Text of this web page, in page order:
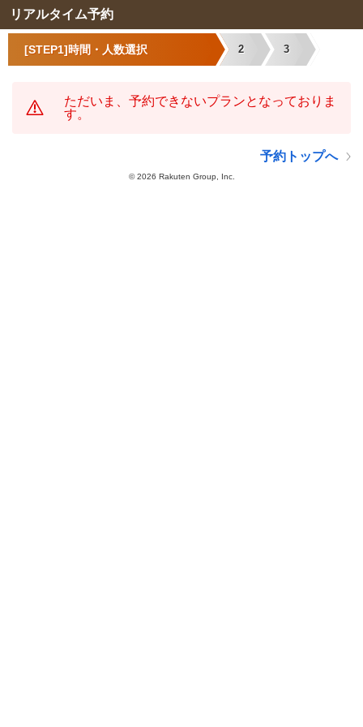
リアルタイム予約
[STEP1]時間・人数選択 2 3
ただいま、予約できないプランとなっておりま
す。
予約トップへ
©2026 Rakuten Group, Inc.